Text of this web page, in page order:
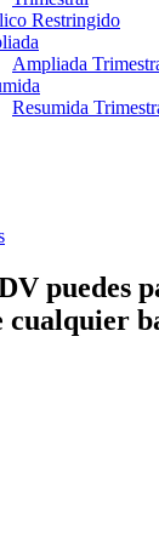
Restringido
Ampliada
Resumida
puedes
cualquier